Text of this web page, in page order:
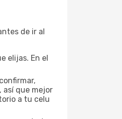
de ir al
elijas. En el
así que mejor
a tu celu